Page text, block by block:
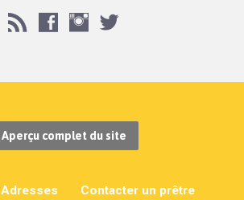
Aperçu complet du site
Adresses Contacter un prêtre